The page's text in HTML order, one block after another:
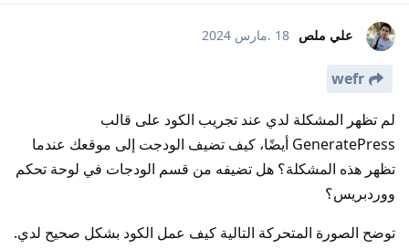
علي ملص 18 .مارس 2024
wefr
لم تظهر المشكلة لدي عند تجريب الكود على قالب
GeneratePress أيضًا، كيف تضيف الودجت إلى موقعك عندما
تظهر هذه المشكلة؟ هل تضيفه من قسم الودجات في لوحة تحكم
ووردبريس؟
توضح الصورة المتحركة التالية كيف عمل الكود بشكل صحيح لدي.